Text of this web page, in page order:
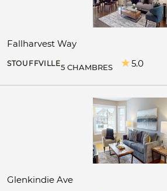
Fallharvest Way
STOUFFVILLE5 CHAMBRES 5.0
Glenkindie Ave